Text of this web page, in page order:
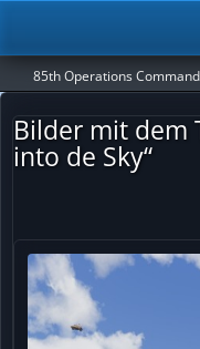
85th Operations Command
Bilder mit dem
into de Sky“